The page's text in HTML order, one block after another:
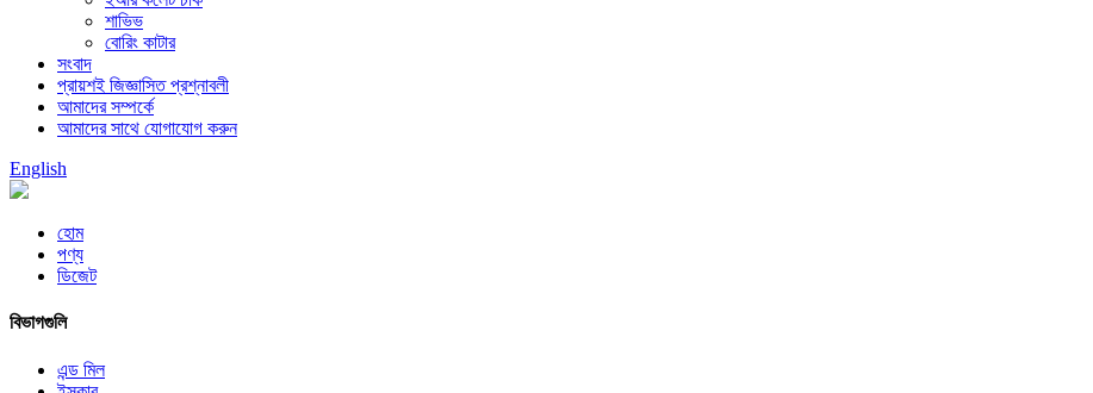
শাভিভ
বোরিং কাটার
সংবাদ
প্রায়শই জিজ্ঞাসিত প্রশ্নাবলী
আমাদের সম্পর্কে
আমাদের সাথে যোগাযোগ করুন
English
হোম
পণ্য
ডিজেট
বিভাগগুলি
এন্ড মিল